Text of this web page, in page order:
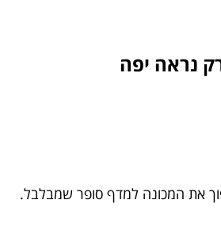
נראה יפה
את המכונה למדף סופר שמבלבל.